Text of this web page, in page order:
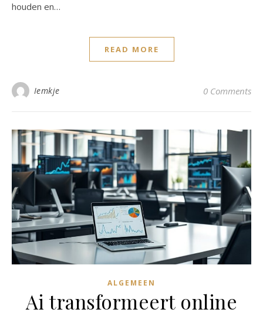
houden en…
READ MORE
Iemkje 0 Comments
ALGEMEEN
Ai transformeert online